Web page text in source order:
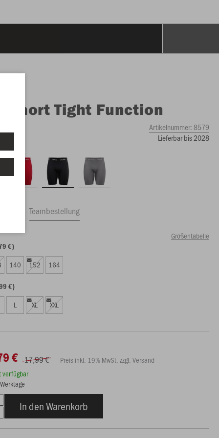
Short Tight Function
Artikelnummer:8579
Lieferbar bis 2028
Teambestellung
Größentabelle
€)
140 152 164
€)
L XL XXL
€ 17,99 €
Preis inkl. 19% MwSt. zzgl. Versand
verfügbar
In den Warenkorb